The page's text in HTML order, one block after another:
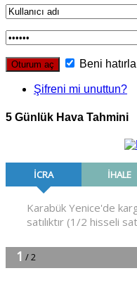
Beni hatırla
Şifreni mi unuttun?
5 Günlük Hava Tahmini